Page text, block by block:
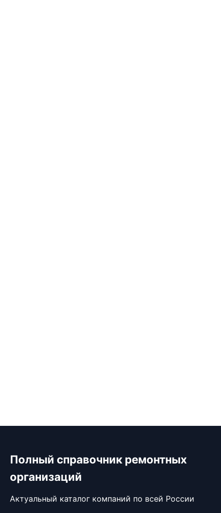
Полный справочник ремонтных
организаций
Актуальный каталог компаний по всей России